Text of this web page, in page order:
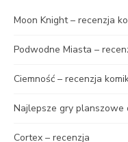
Moon Knight – recenzja
Podwodne Miasta –
Ciemność – recenzja
Najlepsze gry planszowe
Cortex – recenzja